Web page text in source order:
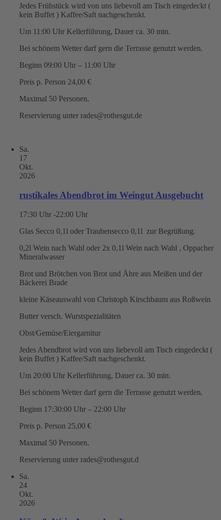
Jedes Frühstück wird von uns liebevoll am Tisch eingedeckt (
kein Buffet ) Kaffee/Saft nachgeschenkt.
Um 11:00 Uhr Kellerführung, Dauer ca. 30 min.
Bei schönem Wetter darf gern die Terrasse genutzt werden.
Beginn 09:00 Uhr – 11:00 Uhr
Preis p. Person 24,00 €
Maximal 50 Personen.
Reservierung unter rades@rothesgut.de
Sa.
17
Okt.
2026
rustikales Abendbrot im Weingut Ausgebucht
17:30 Uhr -22:00 Uhr
Glas Secco 0,1l oder Traubensecco 0,1l zur Begrüßung.
0,2l Wein nach Wahl oder 2x 0,1l Wein nach Wahl , Oppacher
Mineralwasser
Brot und Brötchen von Brot und Ähre aus Meißen und der
Bäckerei Brade
kleine Käseauswahl von Christoph Kirschbaum aus Roßwein
Butter versch. Wurstspezialitäten
Obst/Gemüse/Eiergarnitur
Jedes Abendbrot wird von uns liebevoll am Tisch eingedeckt (
kein Buffet ) Kaffee/Saft nachgeschenkt.
Um 20:00 Uhr Kellerführung, Dauer ca. 30 min.
Bei schönem Wetter darf gern die Terrasse genutzt werden.
Beginn 17:30:00 Uhr – 22:00 Uhr
Preis p. Person 25,00 €
Maximal 50 Personen.
Reservierung unter rades@rothesgut.d
Sa.
24
Okt.
2026